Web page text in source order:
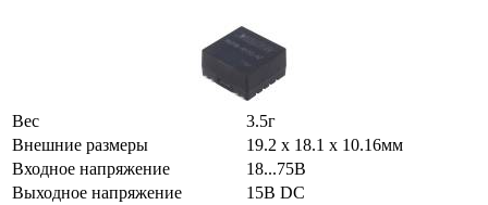
Вес
3.5г
Внешние размеры
19.2 x 18.1 x 10.16мм
Входное напряжение
18...75В
Выходное напряжение
15В DC